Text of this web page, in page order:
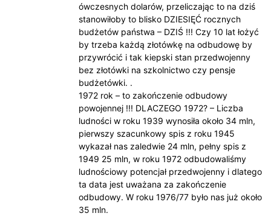
ówczesnych dolarów, przeliczając to na dziś
stanowiłoby to blisko DZIESIĘĆ rocznych
budżetów państwa – DZIŚ !!! Czy 10 lat łożyć
by trzeba każdą złotówkę na odbudowę by
przywrócić i tak kiepski stan przedwojenny
bez złotówki na szkolnictwo czy pensje
budżetówki. .
1972 rok – to zakończenie odbudowy
powojennej !!! DLACZEGO 1972? – Liczba
ludności w roku 1939 wynosiła około 34 mln,
pierwszy szacunkowy spis z roku 1945
wykazał nas zaledwie 24 mln, pełny spis z
1949 25 mln, w roku 1972 odbudowaliśmy
ludnościowy potencjał przedwojenny i dlatego
ta data jest uważana za zakończenie
odbudowy. W roku 1976/77 było nas już około
35 mln.